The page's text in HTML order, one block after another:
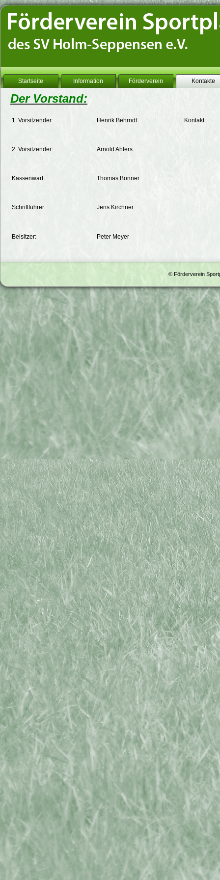
Startseite Information Förderverein Kontakte
Der Vorstand:
1. Vorsitzender: Henrik Behrndt Kontakt:
2. Vorsitzender: Arnold Ahlers
Kassenwart: Thomas Bonner
Schriftführer: Jens Kirchner
Beisitzer: Peter Meyer
© Förderverein